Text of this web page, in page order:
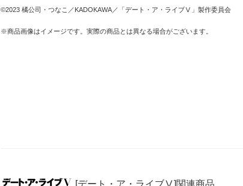
©2023 橘公司・つなこ／KADOKAWA／「デート・ア・ライブⅤ」製作委員会
※商品画像はイメージです。実際の商品とは異なる場合がございます。
[デート・ア・ライブⅤ]関連商品